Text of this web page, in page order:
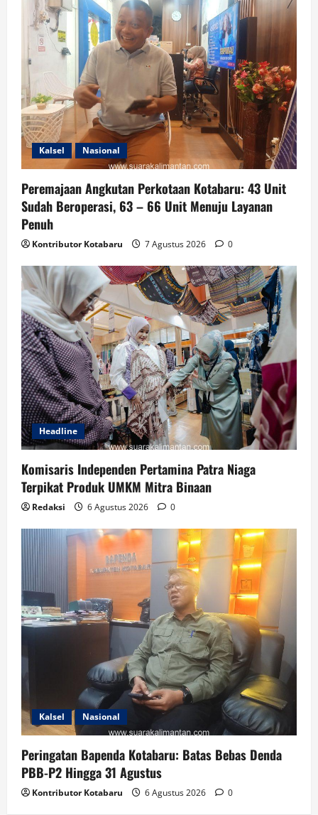
Kalsel Nasional
Peremajaan Angkutan Perkotaan Kotabaru: 43 Unit
Sudah Beroperasi, 63 – 66 Unit Menuju Layanan
Penuh
Kontributor Kotabaru 7 Agustus 2026 0
Headline
Komisaris Independen Pertamina Patra Niaga
Terpikat Produk UMKM Mitra Binaan
Redaksi 6 Agustus 2026 0
Kalsel Nasional
Peringatan Bapenda Kotabaru: Batas Bebas Denda
PBB-P2 Hingga 31 Agustus
Kontributor Kotabaru 6 Agustus 2026 0